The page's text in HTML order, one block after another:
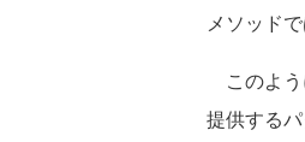
メソッド
このよう
提供する